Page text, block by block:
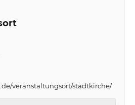
veranstaltungsort/stadtkirche/